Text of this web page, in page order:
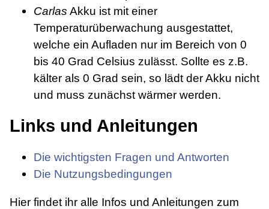
Carlas Akku ist mit einer
Temperaturüberwachung ausgestattet,
welche ein Aufladen nur im Bereich von 0
bis 40 Grad Celsius zulässt. Sollte es z.B.
kälter als 0 Grad sein, so lädt der Akku nicht
und muss zunächst wärmer werden.
Links und Anleitungen
Die wichtigsten Fragen und Antworten
Die Nutzungsbedingungen
Hier findet ihr alle Infos und Anleitungen zum